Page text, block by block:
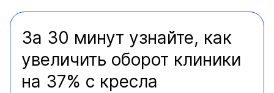
За 30 минут узнайте, как
увеличить оборот клиники
на 37% с кресла